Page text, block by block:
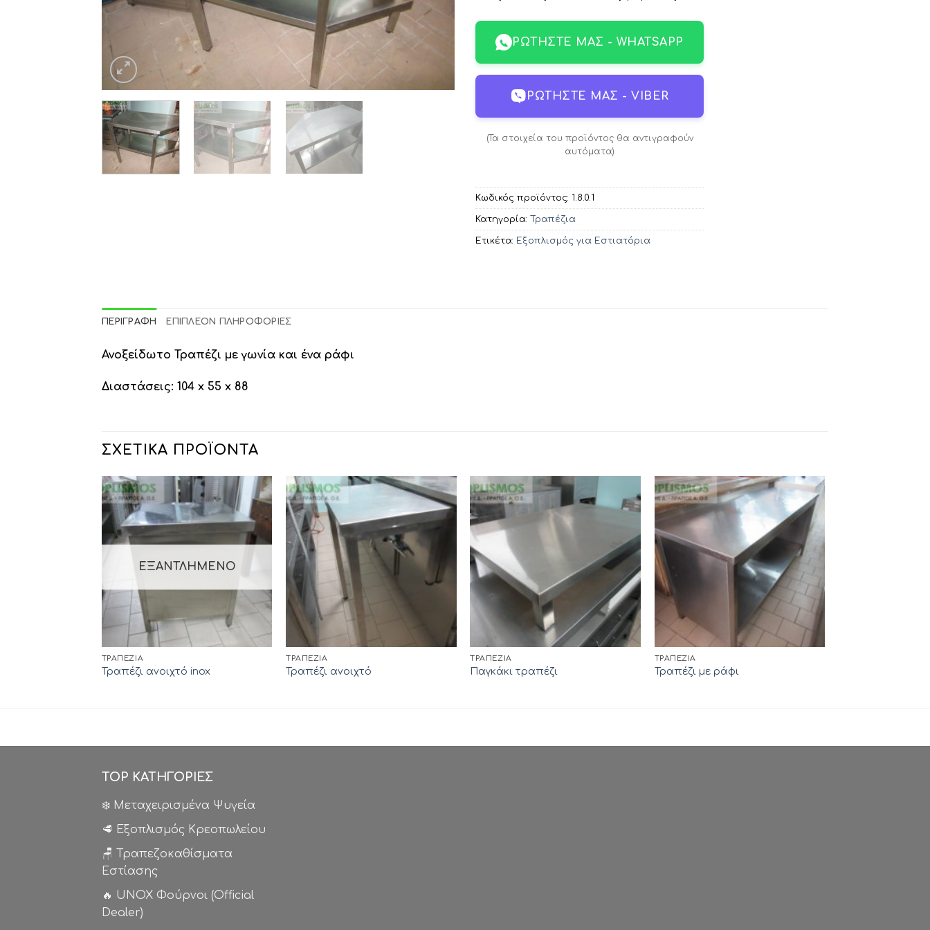
ΡΩΤΉΣΤΕ ΜΑΣ - WHATSAPP
ΡΩΤΉΣΤΕ ΜΑΣ - VIBER
(Τα στοιχεία του προϊόντος θα αντιγραφούν
αυτόματα)
Κωδικός προϊόντος: 1.8.0.1
Κατηγορία: Τραπέζια
Ετικέτα: Εξοπλισμός για Εστιατόρια
ΠΕΡΙΓΡΑΦΉ ΕΠΙΠΛΈΟΝ ΠΛΗΡΟΦΟΡΊΕΣ
Ανοξείδωτο Τραπέζι με γωνία και ένα ράφι
Διαστάσεις: 104 x 55 x 88
ΣΧΕΤΙΚΆ ΠΡΟΪΌΝΤΑ
ΕΞΑΝΤΛΗΜΈΝΟ
ΤΡΑΠΈΖΙΑ
Τραπέζι ανοιχτό inox
ΤΡΑΠΈΖΙΑ
Τραπέζι ανοιχτό
ΤΡΑΠΈΖΙΑ
Παγκάκι τραπέζι
ΤΡΑΠΈΖΙΑ
Τραπέζι με ράφι
TOP ΚΑΤΗΓΟΡΙΕΣ
❄️ Μεταχειρισμένα Ψυγεία
🥩 Εξοπλισμός Κρεοπωλείου
🪑 Τραπεζοκαθίσματα
Εστίασης
🔥 UNOX Φούρνοι (Official
Dealer)